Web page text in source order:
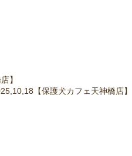
】
【保護犬カフェ天神橋店】